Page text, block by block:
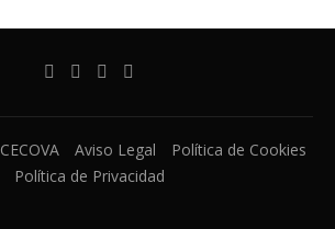
CECOVA Aviso Legal
Política de Cookies
Política de Privacidad